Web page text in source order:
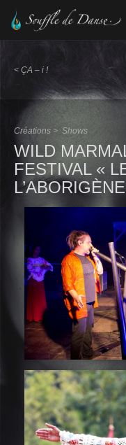
Aller
au
principal
< ÇA – i !
Créations > Shows
WILD
FESTIVAL «